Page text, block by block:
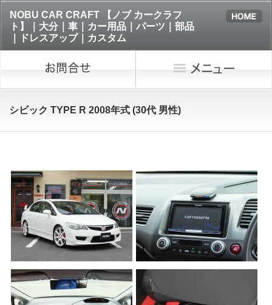
NOBU CAR CRAFT 【ノブ カークラフ
ト】｜大分｜車｜カー用品｜パーツ｜部品
｜ドレスアップ｜カスタム
シビック TYPE R 2008年式 (30代 男性)